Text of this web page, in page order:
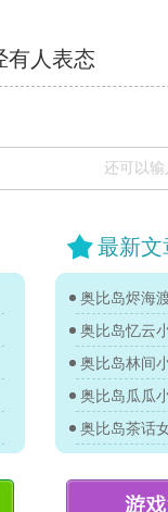
有人表态
还可以输
最新文
奥比岛烬海
奥比岛忆云
奥比岛林间
奥比岛瓜瓜
奥比岛茶话